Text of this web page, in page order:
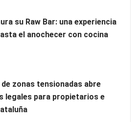
su Raw Bar: una experiencia
el anochecer con cocina
de zonas tensionadas abre
legales para propietarios e